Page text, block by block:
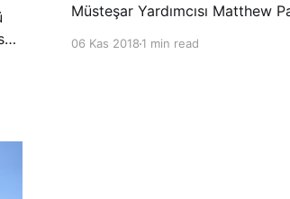
Müsteşar Yardımcısı Matthew
06 Kas 20181 min read